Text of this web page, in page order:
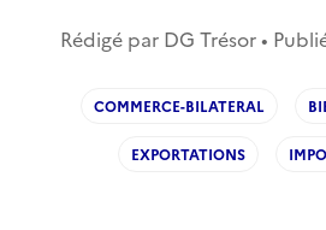
Rédigé par DG Trésor •
COMMERCE-BILATERAL
EXPORTATIONS